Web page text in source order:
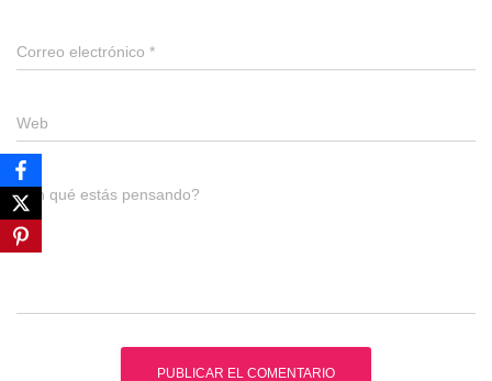
Correo electrónico *
Web
¿En qué estás pensando?